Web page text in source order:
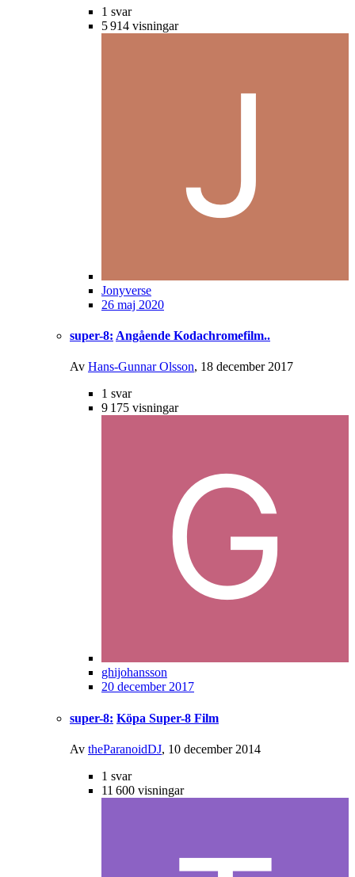
1 svar
5 914 visningar
Jonyverse
26 maj 2020
super-8: Angående Kodachromefilm..
Av Hans-Gunnar Olsson, 18 december 2017
1 svar
9 175 visningar
ghijohansson
20 december 2017
super-8: Köpa Super-8 Film
Av theParanoidDJ, 10 december 2014
1 svar
11 600 visningar